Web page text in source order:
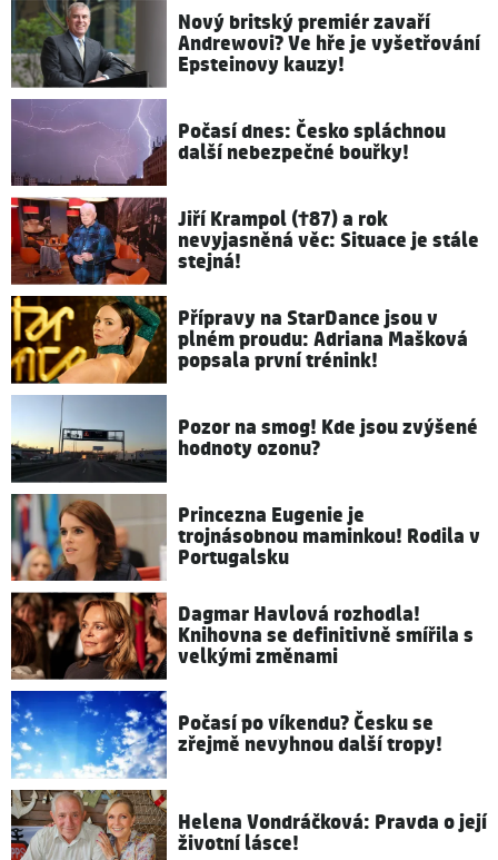
Nový britský premiér zavaří
Andrewovi? Ve hře je vyšetřování
Epsteinovy kauzy!
Počasí dnes: Česko spláchnou
další nebezpečné bouřky!
Jiří Krampol (†87) a rok
nevyjasněná věc: Situace je stále
stejná!
Přípravy na StarDance jsou v
plném proudu: Adriana Mašková
popsala první trénink!
Pozor na smog! Kde jsou zvýšené
hodnoty ozonu?
Princezna Eugenie je
trojnásobnou maminkou! Rodila v
Portugalsku
Dagmar Havlová rozhodla!
Knihovna se definitivně smířila s
velkými změnami
Počasí po víkendu? Česku se
zřejmě nevyhnou další tropy!
Helena Vondráčková: Pravda o její
životní lásce!